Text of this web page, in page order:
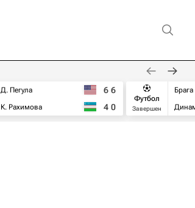
Д. Пегула
К. Рахимова
6 6
4 0
Футбол
Завершен
Брага